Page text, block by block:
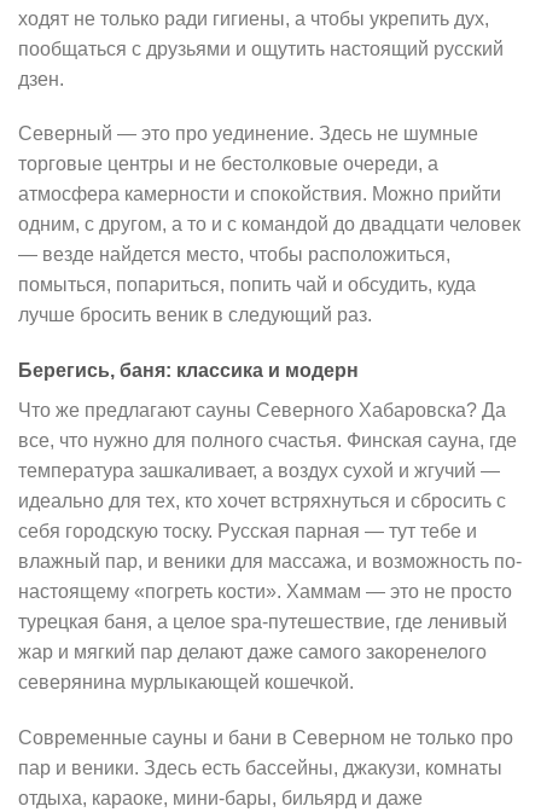
ходят не только ради гигиены, а чтобы укрепить дух,
пообщаться с друзьями и ощутить настоящий русский
дзен.
Северный — это про уединение. Здесь не шумные
торговые центры и не бестолковые очереди, а
атмосфера камерности и спокойствия. Можно прийти
одним, с другом, а то и с командой до двадцати человек
— везде найдется место, чтобы расположиться,
помыться, попариться, попить чай и обсудить, куда
лучше бросить веник в следующий раз.
Берегись, баня: классика и модерн
Что же предлагают сауны Северного Хабаровска? Да
все, что нужно для полного счастья. Финская сауна, где
температура зашкаливает, а воздух сухой и жгучий —
идеально для тех, кто хочет встряхнуться и сбросить с
себя городскую тоску. Русская парная — тут тебе и
влажный пар, и веники для массажа, и возможность по-
настоящему «погреть кости». Хаммам — это не просто
турецкая баня, а целое spa-путешествие, где ленивый
жар и мягкий пар делают даже самого закоренелого
северянина мурлыкающей кошечкой.
Современные сауны и бани в Северном не только про
пар и веники. Здесь есть бассейны, джакузи, комнаты
отдыха, караоке, мини-бары, бильярд и даже